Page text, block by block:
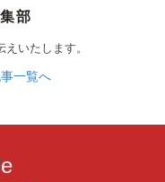
部
いたします。
一覧へ